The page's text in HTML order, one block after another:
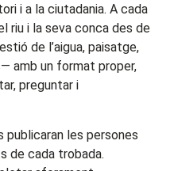
i a la ciutadania. A cada
riu i la seva conca des de
de l’aigua, paisatge,
amb un format proper,
preguntar i
publicaran les persones
de cada trobada.